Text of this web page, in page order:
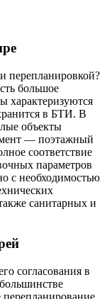
перепланировкой?
большое
характеризуются
в БТИ. В
объекты
— поэтажный
соответствие
параметров
с необходимостью
санитарных и
согласования в
перепланирование.